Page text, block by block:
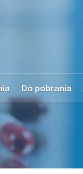
Do pobrania